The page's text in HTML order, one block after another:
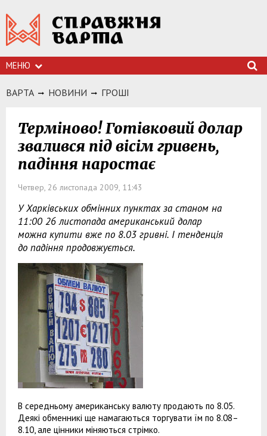
МЕНЮ
ВАРТА НОВИНИ ГРОШI
Терміново! Готівковий долар
звалився під вісім гривень,
падіння наростає
Четвер, 26 листопада 2009, 11:43
У Харківських обмінних пунктах за станом на
11:00 26 листопада американський долар
можна купити вже по 8.03 гривні. І тенденція
до падіння продовжується.
В середньому американську валюту продають по 8.05.
Деякі обменникі ще намагаються торгувати їм по 8.08–
8.10, але цінники міняються стрімко.